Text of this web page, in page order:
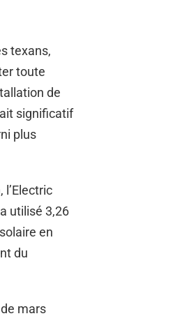
texans,
toute
de
significatif
plus
l’Electric
utilisé 3,26
en
du
mars